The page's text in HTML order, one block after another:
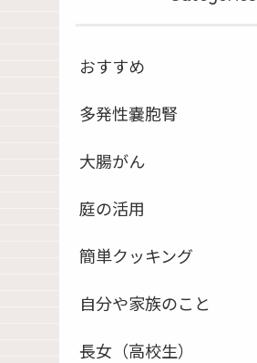
おすすめ
多発性嚢胞腎
大腸がん
庭の活用
簡単クッキング
自分や家族のこと
長女（高校生）